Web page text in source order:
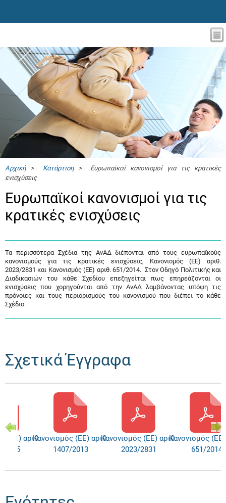
Αρχική> Κατάρτιση> Ευρωπαϊκοί κανονισμοί για τις κρατικές
ενισχύσεις
Ευρωπαϊκοί κανονισμοί για τις
κρατικές ενισχύσεις
Τα περισσότερα Σχέδια της ΑνΑΔ διέπονται από τους ευρωπαϊκούς
κανονισμούς για τις κρατικές ενισχύσεις, Κανονισμός (ΕΕ) αριθ.
2023/2831 και Κανονισμός (ΕΕ) αριθ. 651/2014. Στον Οδηγό Πολιτικής και
Διαδικασιών του κάθε Σχεδίου επεξηγείται πως επηρεάζονται οι
ενισχύσεις που χορηγούνται από την ΑνΑΔ λαμβάνοντας υπόψη τις
πρόνοιες και τους περιορισμούς του κανονισμού που διέπει το κάθε
Σχέδιο.
Σχετικά Έγγραφα
(ΕΕ) αριθ.
1315
Κανονισμός (ΕΕ) αριθ.
1407/2013
Κανονισμός (ΕΕ) αριθ.
2023/2831
Κανονισμός
651/2014